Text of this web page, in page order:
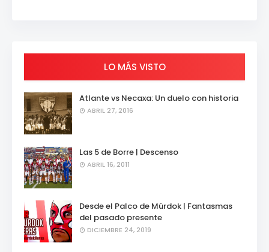
LO MÁS VISTO
Atlante vs Necaxa: Un duelo con historia
ABRIL 27, 2016
Las 5 de Borre | Descenso
ABRIL 16, 2011
Desde el Palco de Mürdok | Fantasmas
del pasado presente
DICIEMBRE 24, 2019